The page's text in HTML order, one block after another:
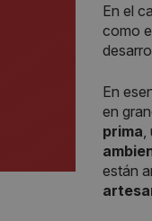
En el
como
En
en
prima
están